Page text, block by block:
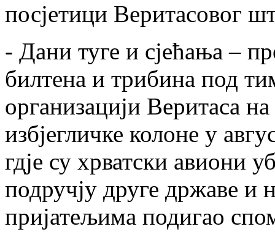
посјетици Веритасовог
- Дани туге и сјећања –
билтена и трибина под
организацији Веритаса
избјегличке колоне у
гдје су хрватски авиони
подручју друге државе и
пријатељима подигао